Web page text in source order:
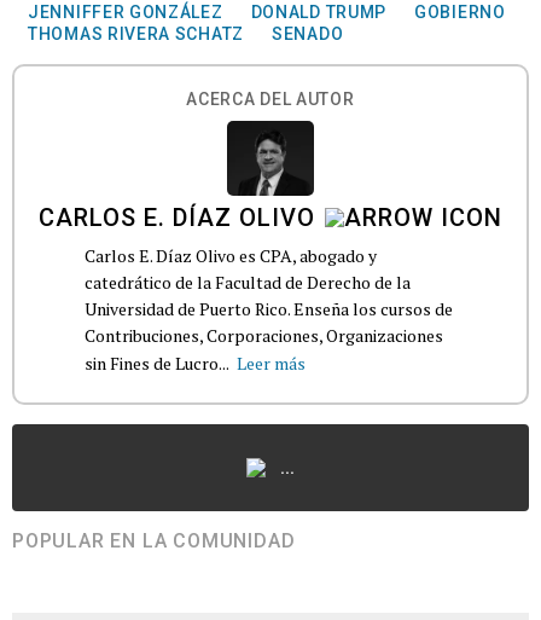
JENNIFFER GONZÁLEZ DONALD TRUMP
GOBIERNO
THOMAS RIVERA SCHATZ
SENADO
ACERCA DEL AUTOR
CARLOS E. DÍAZ OLIVO
Carlos E. Díaz Olivo es CPA, abogado y
catedrático de la Facultad de Derecho de la
Universidad de Puerto Rico. Enseña los cursos de
Contribuciones, Corporaciones, Organizaciones
sin Fines de Lucro... Leer más
...
POPULAR EN LA COMUNIDAD